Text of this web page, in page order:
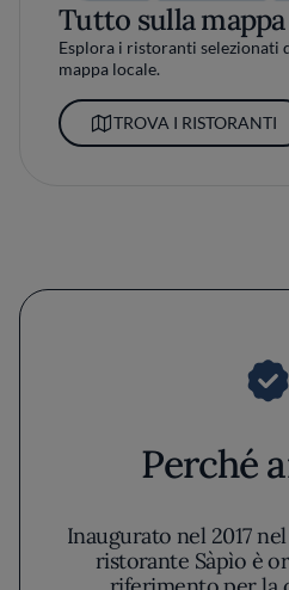
Tutto sulla mappa
Esplora i ristoranti selezionati
mappa locale.
TROVA I RISTORANTI
Perché
Inaugurato nel 2017
ristorante Sàpìo è